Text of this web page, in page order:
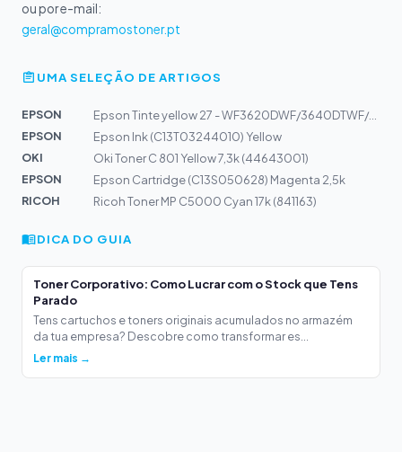
ou por e-mail:
geral@compramostoner.pt
UMA SELEÇÃO DE ARTIGOS
EPSON
Epson Tinte yellow 27 - WF3620DWF/3640DTWF/7110DTW/761...
EPSON
Epson Ink (C13T03244010) Yellow
OKI
Oki Toner C 801 Yellow 7,3k (44643001)
EPSON
Epson Cartridge (C13S050628) Magenta 2,5k
RICOH
Ricoh Toner MP C5000 Cyan 17k (841163)
DICA DO GUIA
Toner Corporativo: Como Lucrar com o Stock que Tens
Parado
Tens cartuchos e toners originais acumulados no armazém
da tua empresa? Descobre como transformar es...
Ler mais →